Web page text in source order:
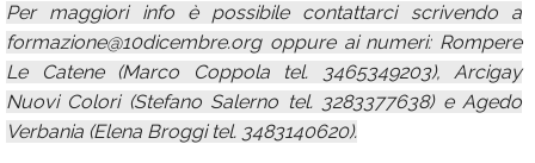
Per maggiori info è possibile contattarci scrivendo a
formazione@10dicembre.org oppure ai numeri: Rompere
Le Catene (Marco Coppola tel. 3465349203), Arcigay
Nuovi Colori (Stefano Salerno tel. 3283377638) e Agedo
Verbania (Elena Broggi tel. 3483140620).